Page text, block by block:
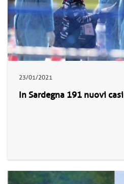
23/01/2021
In Sardegna 191 nuovi